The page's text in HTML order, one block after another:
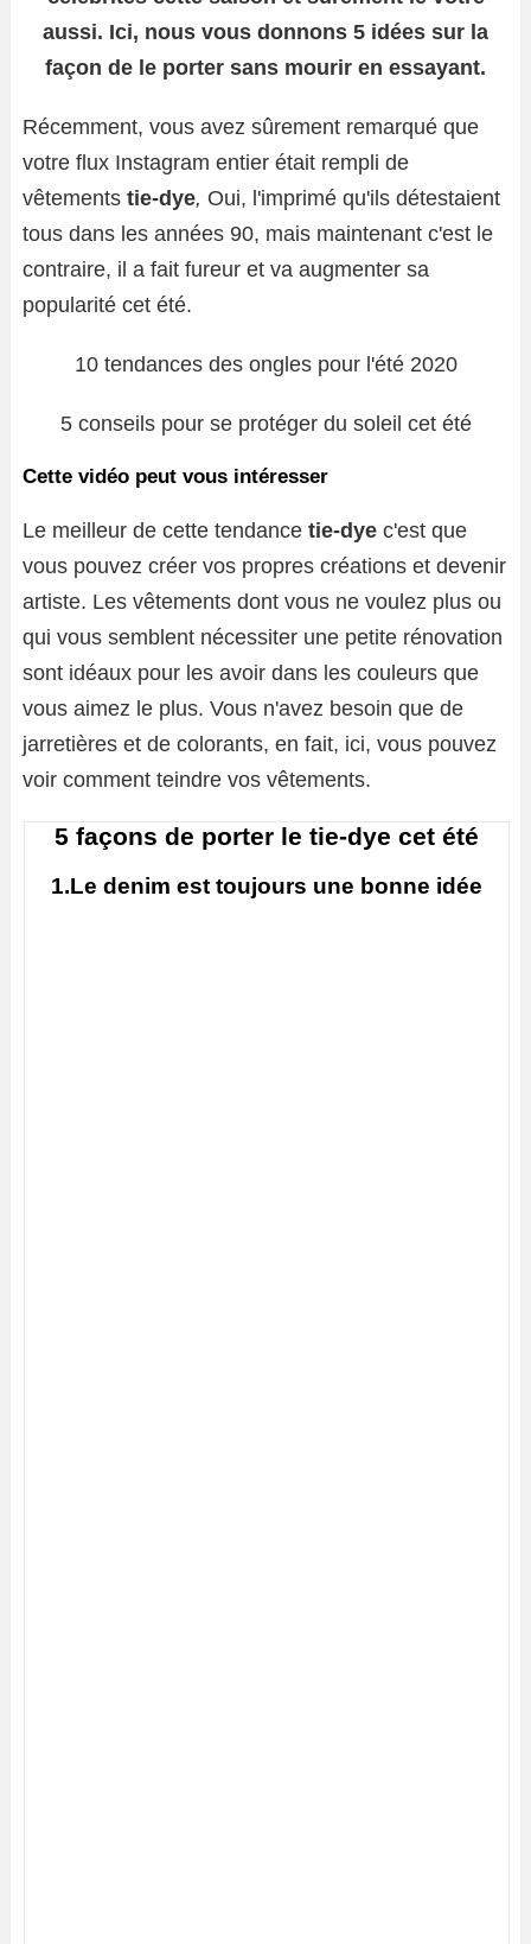
aussi. Ici, nous vous donnons 5 idées sur la
façon de le porter sans mourir en essayant.
Récemment, vous avez sûrement remarqué que
votre flux Instagram entier était rempli de
vêtements tie-dye, Oui, l'imprimé qu'ils détestaient
tous dans les années 90, mais maintenant c'est le
contraire, il a fait fureur et va augmenter sa
popularité cet été.
10 tendances des ongles pour l'été 2020
5 conseils pour se protéger du soleil cet été
Cette vidéo peut vous intéresser
Le meilleur de cette tendance tie-dye c'est que
vous pouvez créer vos propres créations et devenir
artiste. Les vêtements dont vous ne voulez plus ou
qui vous semblent nécessiter une petite rénovation
sont idéaux pour les avoir dans les couleurs que
vous aimez le plus. Vous n'avez besoin que de
jarretières et de colorants, en fait, ici, vous pouvez
voir comment teindre vos vêtements.
5 façons de porter le tie-dye cet été
1.Le denim est toujours une bonne idée